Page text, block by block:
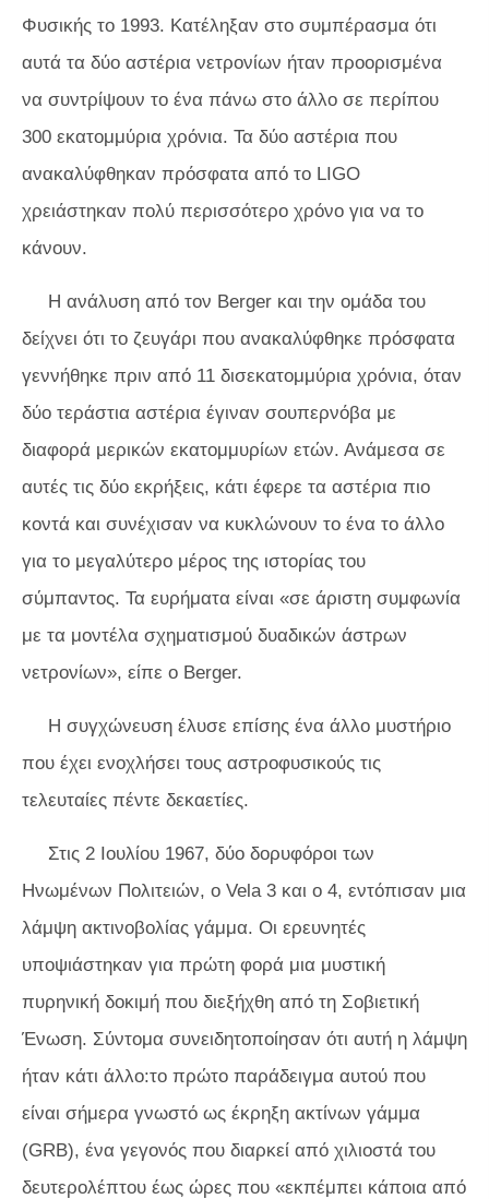
Φυσικής το 1993. Κατέληξαν στο συμπέρασμα ότι
αυτά τα δύο αστέρια νετρονίων ήταν προορισμένα
να συντρίψουν το ένα πάνω στο άλλο σε περίπου
300 εκατομμύρια χρόνια. Τα δύο αστέρια που
ανακαλύφθηκαν πρόσφατα από το LIGO
χρειάστηκαν πολύ περισσότερο χρόνο για να το
κάνουν.
Η ανάλυση από τον Berger και την ομάδα του
δείχνει ότι το ζευγάρι που ανακαλύφθηκε πρόσφατα
γεννήθηκε πριν από 11 δισεκατομμύρια χρόνια, όταν
δύο τεράστια αστέρια έγιναν σουπερνόβα με
διαφορά μερικών εκατομμυρίων ετών. Ανάμεσα σε
αυτές τις δύο εκρήξεις, κάτι έφερε τα αστέρια πιο
κοντά και συνέχισαν να κυκλώνουν το ένα το άλλο
για το μεγαλύτερο μέρος της ιστορίας του
σύμπαντος. Τα ευρήματα είναι «σε άριστη συμφωνία
με τα μοντέλα σχηματισμού δυαδικών άστρων
νετρονίων», είπε ο Berger.
Η συγχώνευση έλυσε επίσης ένα άλλο μυστήριο
που έχει ενοχλήσει τους αστροφυσικούς τις
τελευταίες πέντε δεκαετίες.
Στις 2 Ιουλίου 1967, δύο δορυφόροι των
Ηνωμένων Πολιτειών, ο Vela 3 και ο 4, εντόπισαν μια
λάμψη ακτινοβολίας γάμμα. Οι ερευνητές
υποψιάστηκαν για πρώτη φορά μια μυστική
πυρηνική δοκιμή που διεξήχθη από τη Σοβιετική
Ένωση. Σύντομα συνειδητοποίησαν ότι αυτή η λάμψη
ήταν κάτι άλλο:το πρώτο παράδειγμα αυτού που
είναι σήμερα γνωστό ως έκρηξη ακτίνων γάμμα
(GRB), ένα γεγονός που διαρκεί από χιλιοστά του
δευτερολέπτου έως ώρες που «εκπέμπει κάποια από